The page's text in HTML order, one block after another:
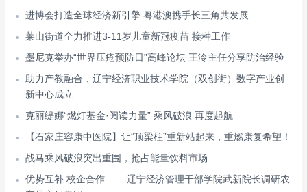
进博会打造全球经济新引擎 粤港澳携手长三角共发展
莱山街道全力推进3-11岁儿童新冠疫苗 接种工作
墨尼克举办“世界压疮预防日”高峰论坛 王泠主任分享防治经验
助力产教融合，辽宁经济职业技术学院（双创街）数字产业创
新中心成立
克丽缇娜“燃灯基金·阅读力量” 乘风破浪 再度起航
【石家庄容康中医院】让“顶梁柱”重新站起来，重燃康复希望！
战马乘风破浪突出重围，抢占能量饮料市场
优势互补 校企合作 ——辽宁经济管理干部学院武新院长调研农